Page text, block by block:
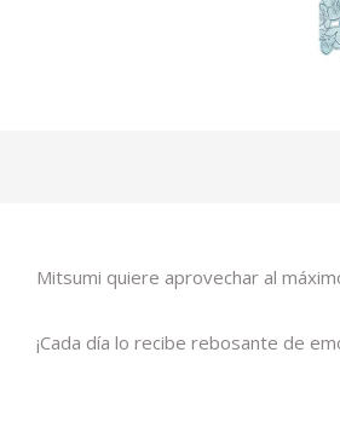
Mitsumi quiere aprovechar al
¡Cada día lo recibe rebosante de